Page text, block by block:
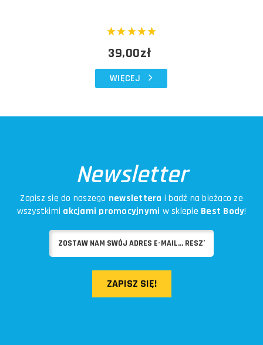
39,00zł
WIĘCEJ
Newsletter
Zapisz się do naszego newslettera i bądź na bieżąco ze
wszystkimi akcjami promocyjnymi w sklepie Best Body!
ZAPISZ SIĘ!